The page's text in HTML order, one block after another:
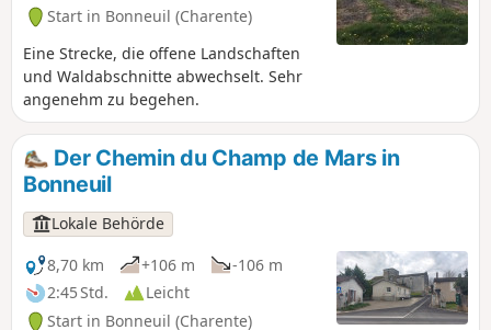
Start in Bonneuil (Charente)
Eine Strecke, die offene Landschaften
und Waldabschnitte abwechselt. Sehr
angenehm zu begehen.
Der Chemin du Champ de Mars in
Bonneuil
Lokale Behörde
8,70 km
+106 m
-106 m
2:45 Std.
Leicht
Start in Bonneuil (Charente)